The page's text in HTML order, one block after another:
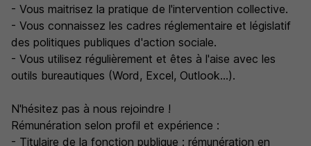
- Vous maitrisez la pratique de l'intervention collective.
- Vous connaissez les cadres réglementaire et législatif
des politiques publiques d'action sociale.
- Vous utilisez régulièrement et êtes à l'aise avec les
outils bureautiques (Word, Excel, Outlook...).
N'hésitez pas à nous rejoindre !
Rémunération selon profil et expérience :
- Titulaire de la fonction publique : rémunération en